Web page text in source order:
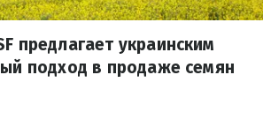
предлагает украинским
подход в продаже семян